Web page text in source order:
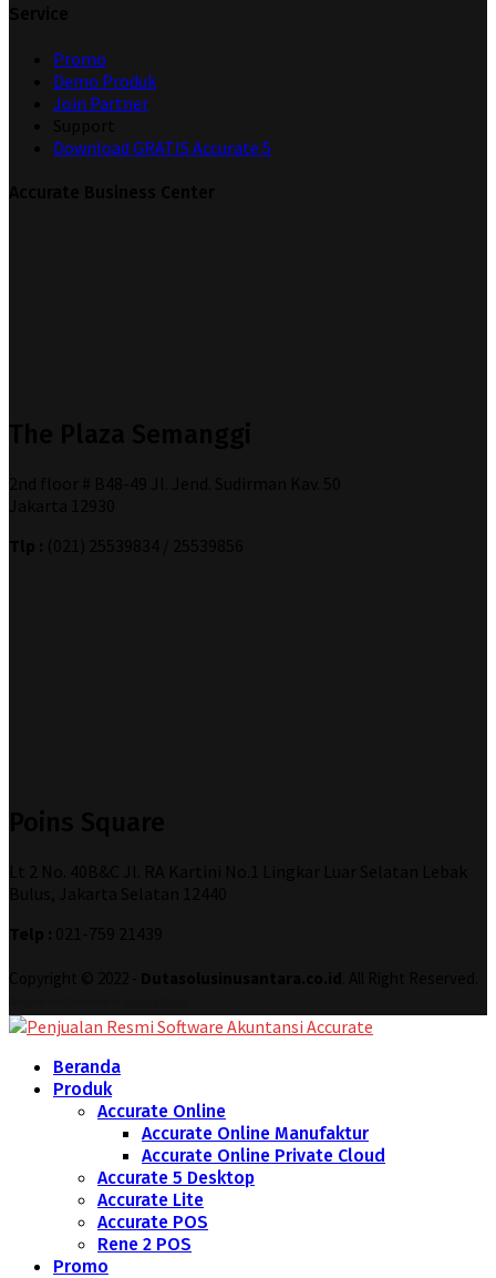
Promo
Demo Produk
Join Partner
Download GRATIS Accurate 5
Beranda
Produk
Accurate Online
Accurate Online Manufaktur
Accurate Online Private Cloud
Accurate 5 Desktop
Accurate Lite
Accurate POS
Rene 2 POS
Promo